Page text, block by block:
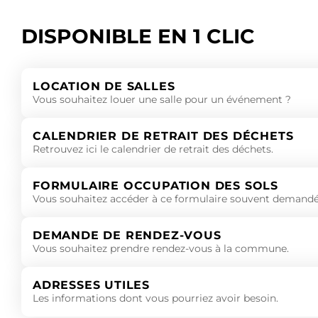
DISPONIBLE EN 1 CLIC
LOCATION DE SALLES
Vous souhaitez louer une salle pour un événement ?
CALENDRIER DE RETRAIT DES DÉCHETS
Retrouvez ici le calendrier de retrait des déchets.
FORMULAIRE OCCUPATION DES SOLS
Vous souhaitez accéder à ce formulaire souvent
DEMANDE DE RENDEZ-VOUS
Vous souhaitez prendre rendez-vous à la commune.
ADRESSES UTILES
Les informations dont vous pourriez avoir besoin.